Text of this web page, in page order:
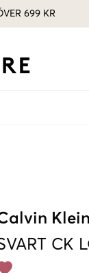
699 KR
Klein
CK